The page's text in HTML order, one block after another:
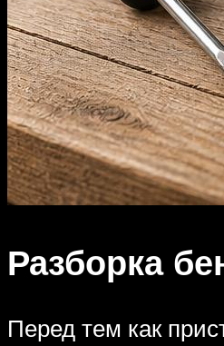
Разборка
Перед тем как